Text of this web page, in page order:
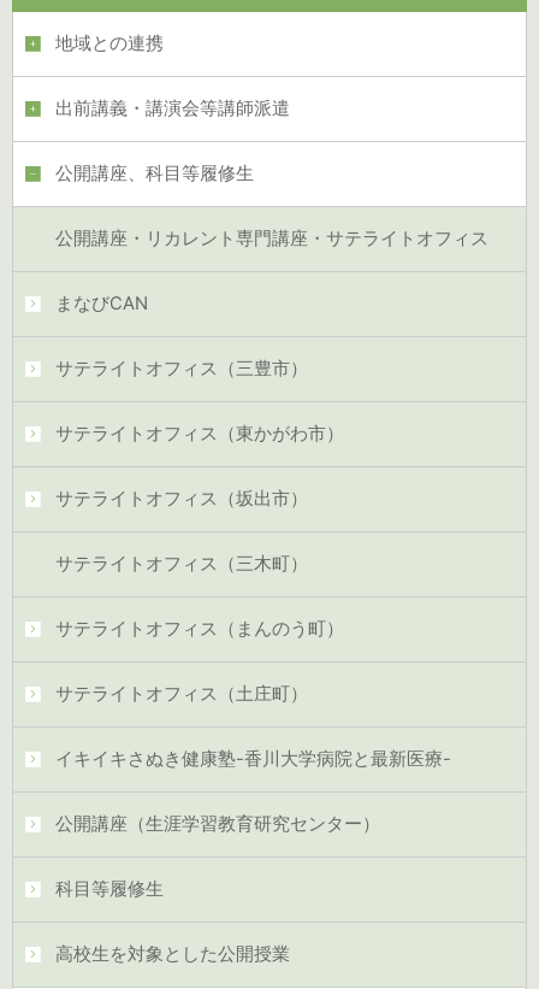
地域との連携
出前講義・講演会等講師派遣
公開講座、科目等履修生
公開講座・リカレント専門講座・サテライトオフィス
まなびCAN
サテライトオフィス（三豊市）
サテライトオフィス（東かがわ市）
サテライトオフィス（坂出市）
サテライトオフィス（三木町）
サテライトオフィス（まんのう町）
サテライトオフィス（土庄町）
イキイキさぬき健康塾-香川大学病院と最新医療-
公開講座（生涯学習教育研究センター）
科目等履修生
高校生を対象とした公開授業